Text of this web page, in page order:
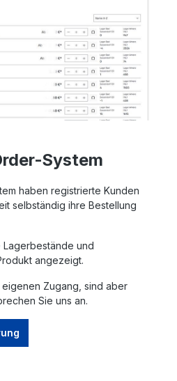
System
haben registrierte Kunden
selbständig ihre Bestellung
und
angezeigt.
Zugang, sind aber
Sie uns an.